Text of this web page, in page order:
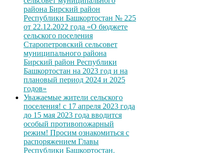
района Бирский район
Республики Башкортостан № 225
от 22.12.2022 года «О бюджете
сельского поселения
Старопетровский сельсовет
муниципального района
Бирский район Республики
Башкортостан на 2023 год и на
плановый период 2024 и 2025
годов»
Уважаемые жители сельского
поселения! с 17 апреля 2023 года
до 15 мая 2023 года вводится
особый противопожарный
режим! Просим ознакомиться с
распоряжением Главы
Республики Башкортостан.